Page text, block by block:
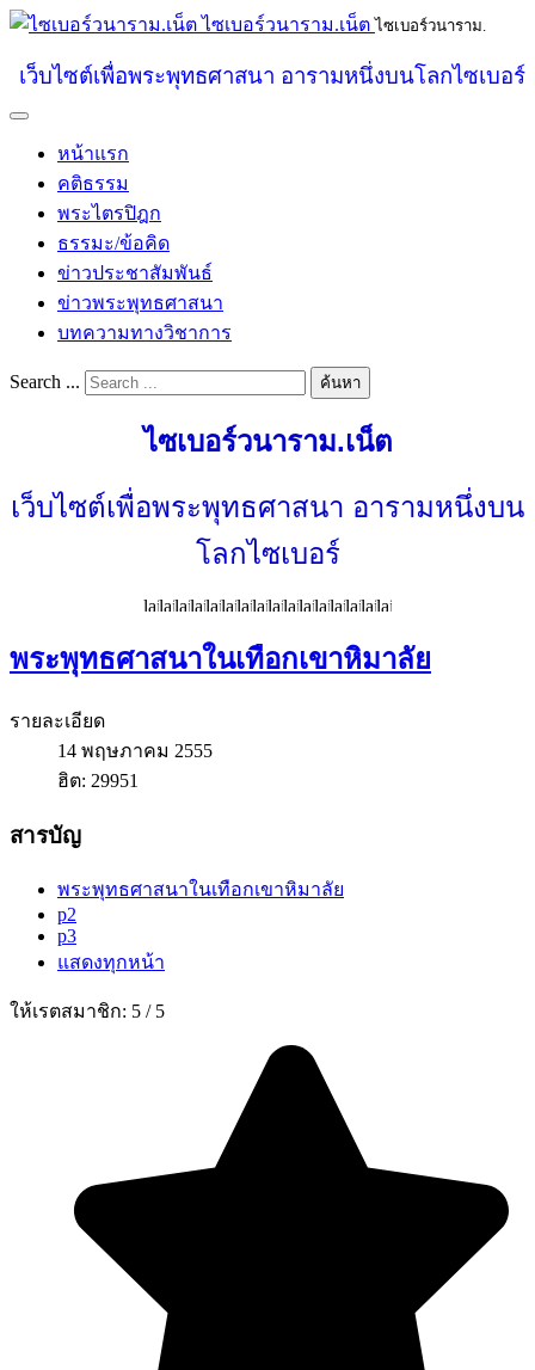
ไซเบอร์วนาราม.เน็ต ไซเบอร์วนาราม.
เว็บไซต์เพื่อพระพุทธศาสนา อารามหนึ่งบนโลกไซเบอร์
หน้าแรก
คติธรรม
พระไตรปิฎก
ธรรมะ/ข้อคิด
ข่าวประชาสัมพันธ์
ข่าวพระพุทธศาสนา
บทความทางวิชาการ
Search ... ค้นหา
ไซเบอร์วนาราม.เน็ต
เว็บไซต์เพื่อพระพุทธศาสนา อารามหนึ่งบน
โลกไซเบอร์
พระพุทธศาสนาในเทือกเขาหิมาลัย
รายละเอียด
14 พฤษภาคม 2555
ฮิต: 29951
สารบัญ
พระพุทธศาสนาในเทือกเขาหิมาลัย
p2
p3
แสดงทุกหน้า
ให้เรตสมาชิก: 5 / 5